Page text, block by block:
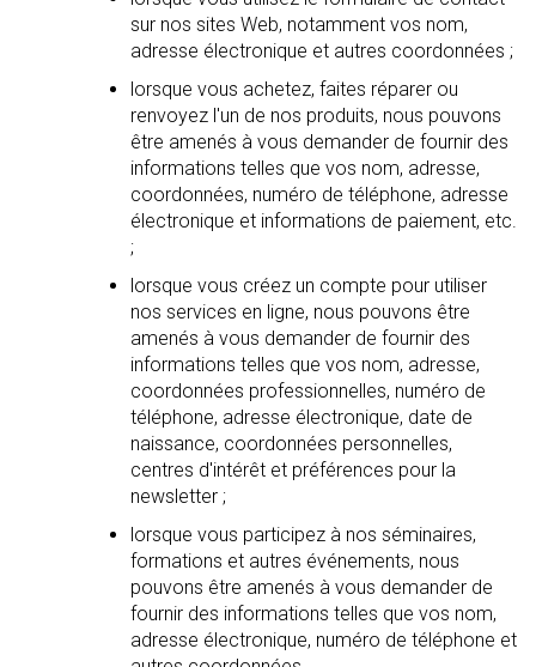
sur nos sites Web, notamment vos nom,
adresse électronique et autres coordonnées ;
lorsque vous achetez, faites réparer ou
renvoyez l'un de nos produits, nous pouvons
être amenés à vous demander de fournir des
informations telles que vos nom, adresse,
coordonnées, numéro de téléphone, adresse
électronique et informations de paiement, etc.
;
lorsque vous créez un compte pour utiliser
nos services en ligne, nous pouvons être
amenés à vous demander de fournir des
informations telles que vos nom, adresse,
coordonnées professionnelles, numéro de
téléphone, adresse électronique, date de
naissance, coordonnées personnelles,
centres d'intérêt et préférences pour la
newsletter ;
lorsque vous participez à nos séminaires,
formations et autres événements, nous
pouvons être amenés à vous demander de
fournir des informations telles que vos nom,
adresse électronique, numéro de téléphone et